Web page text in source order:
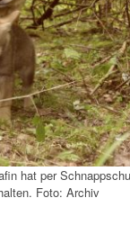
hat per
Foto: Archiv